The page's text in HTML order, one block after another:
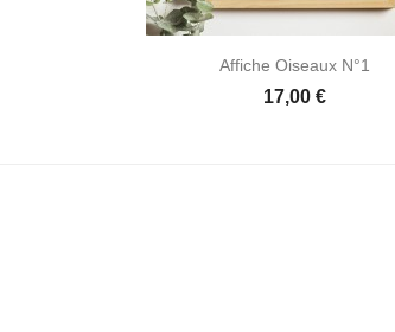
Aperçu rapide
Affiche Oiseaux N°1
17,00 €